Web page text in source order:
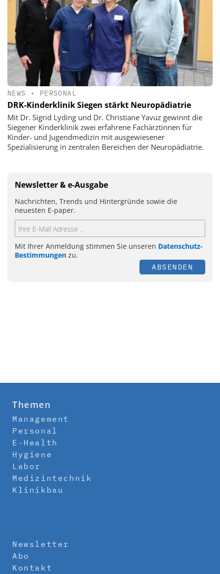
NEWS • PERSONAL
DRK-Kinderklinik Siegen stärkt Neuropädiatrie
Mit Dr. Sigrid Lyding und Dr. Christiane Yavuz gewinnt die
Siegener Kinderklinik zwei erfahrene Fachärztinnen für
Kinder- und Jugendmedizin mit ausgewiesener
Spezialisierung in zentralen Bereichen der Neuropädiatrie.
Newsletter & e-Ausgabe
Nachrichten, Trends und Hintergründe sowie die
neuesten E-paper.
Mit Ihrer Anmeldung stimmen Sie unseren Datenschutz-
Bestimmungen zu.
ABSENDEN
Themen
Management
Personal
E-Health
Hygiene
Labor
Medizintechnik
Klinikbau
Newsletter
Abo
Kontakt